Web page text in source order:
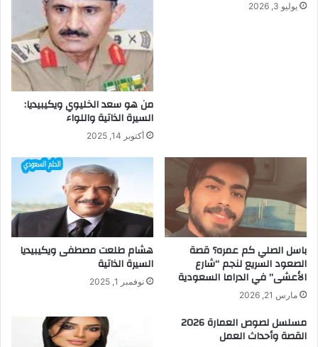
يوليو 3, 2026
من هو سعد الخليوي ويكيبيديا:
السيرة الذاتية واللواء
أكتوبر 14, 2025
باسل الصلي كم عمره؟ قصة
الصعود السريع لنجم “شارع
الأعشى” في الدراما السعودية
مارس 21, 2026
هشام طلعت مصطفى ويكيبيديا
السيرة الذاتية
نوفمبر 1, 2025
مسلسل لصوص العمارة 2026
القصة وأحداث العمل